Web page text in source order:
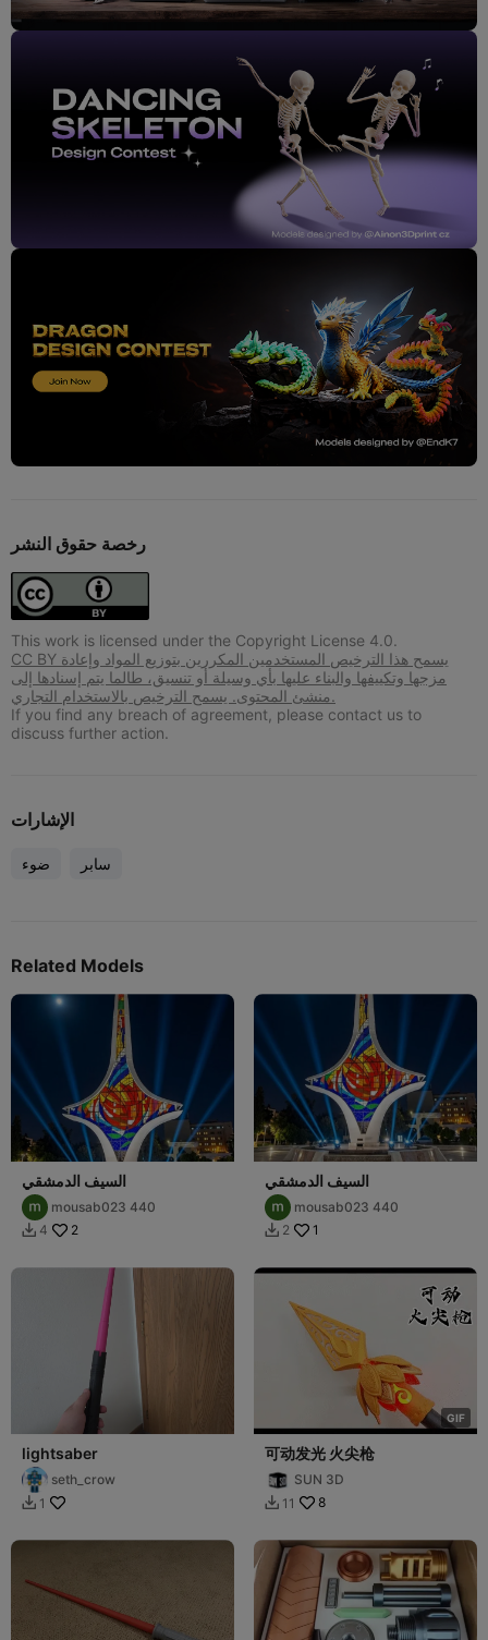
رخصة حقوق النشر
This work is licensed under the Copyright License 4.0.
CC BY يسمح هذا الترخيص المستخدمين المكررين بتوزيع المواد وإعادة
مزجها وتكييفها والبناء عليها بأي وسيلة أو تنسيق، طالما يتم إسنادها إلى
منشئ المحتوى. يسمح الترخيص بالاستخدام التجاري.
If you find any breach of agreement, please contact us to
discuss further action.
الإشارات
ضوء سابر
Related Models
السيف الدمشقي
mousab023 440
 4 2
السيف الدمشقي
mousab023 440
 2 1
lightsaber
seth_crow
 1
GIF
可动发光 火尖枪
SUN 3D
 11 8